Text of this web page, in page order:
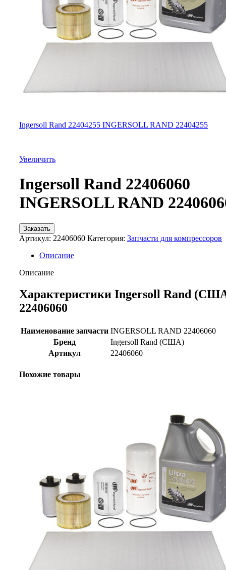
Ingersoll Rand 22404255 INGERSOLL RAND 22404255
Увеличить
Ingersoll Rand 22406060
INGERSOLL RAND
Заказать
Артикул: 22406060 Категория: Запчасти для компрессоров
Описание
Описание
Характеристики Ingersoll Rand
22406060
Наименование запчасти INGERSOLL RAND 22406060
Бренд
Ingersoll Rand (США)
Артикул
22406060
Похожие товары